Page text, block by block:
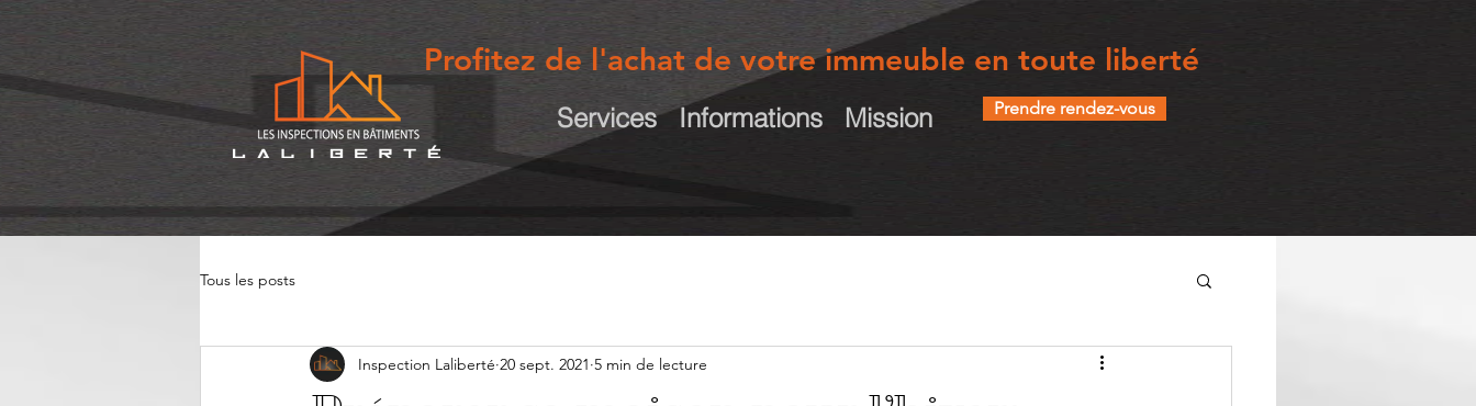
Services Informations Mission Prendre rendez-vous
Profitez de l'achat de votre immeuble en toute liberté
Tous les posts
Inspection Laliberté 20 sept. 2021 5 min de lecture